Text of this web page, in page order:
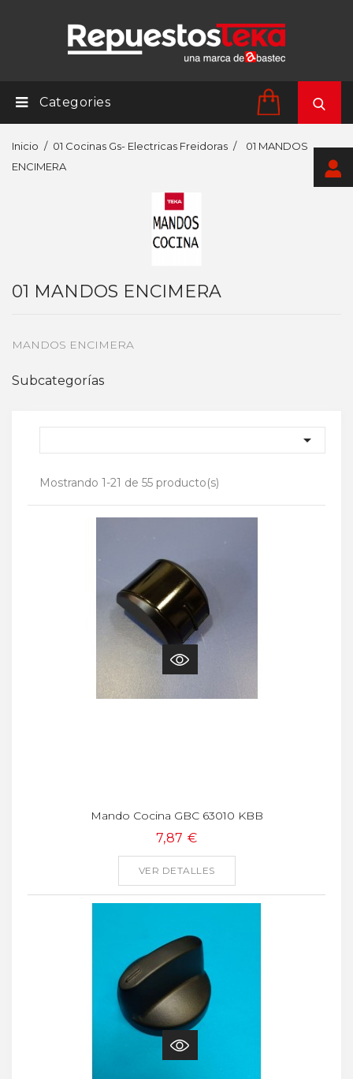
Categories
Inicio 01 Cocinas Gs- Electricas Freidoras
01 MANDOS
ENCIMERA
01 MANDOS ENCIMERA
MANDOS ENCIMERA
Subcategorías

Mostrando 1-21 de 55 producto(s)
Mando Cocina GBC 63010 KBB
7,87 €
VER DETALLES